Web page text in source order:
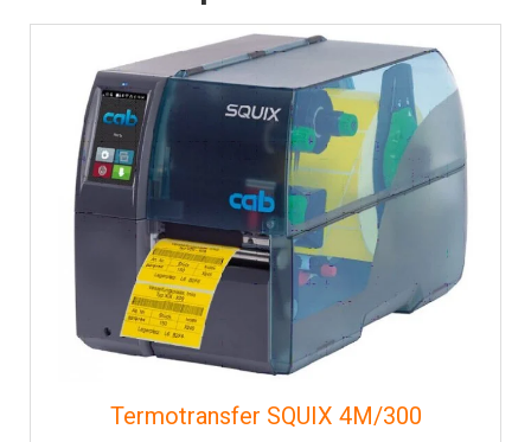
Termotransfer SQUIX 4M/300